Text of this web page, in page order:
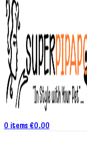
0 items €0.00